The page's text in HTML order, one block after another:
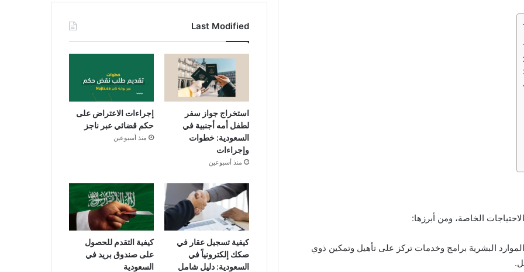
الخاصة، ومن أبرزها:
البشرية برامج وخدمات تركز على تأهيل وتمكين ذوي
Last Modified
استخراج جواز سفر
لطفل أمه أجنبية في
السعودية: خطوات
وإجراءات
منذ أسبوعين
إجراءات الاعتراض على
حكم قضائي عبر ناجز
منذ أسبوعين
كيفية تسجيل عقار في
صكك إلكترونياً في
السعودية: دليل شامل
كيفية التقدم للحصول
على صندوق بريد في
السعودية